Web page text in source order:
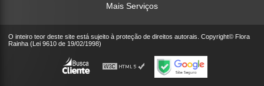
Mais Serviços
O inteiro teor deste site está sujeito à proteção de direitos autorais. Copyright© Flora
Rainha (Lei 9610 de 19/02/1998)